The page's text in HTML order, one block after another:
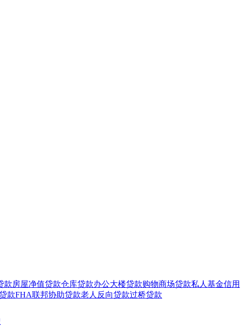
款房屋净值贷款仓库贷款办公大楼贷款购物商场贷款私人基金信用
款FHA联邦协助贷款老人反向贷款过桥贷款